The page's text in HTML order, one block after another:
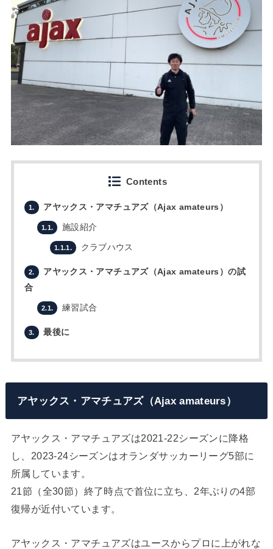
Contents
1. アヤックス・アマチュアズ（Ajax amateurs）
1.1. 施設紹介
1.1.1. クラブハウス
2.
アヤックス・アマチュアズ（Ajax amateurs）の試
合
2.1. 練習試合
3. 最後に
アヤックス・アマチュアズ（Ajax amateurs）
アヤックス・アマチュアズは2021-22シーズンに降格
し、2023-24シーズンはオランダサッカーリーグ5部に
所属しています。
21節（全30節）終了時点で首位に立ち、2年ぶりの4部
復帰が近付いています。
アヤックス・アマチュアズはユースからプロに上がれな